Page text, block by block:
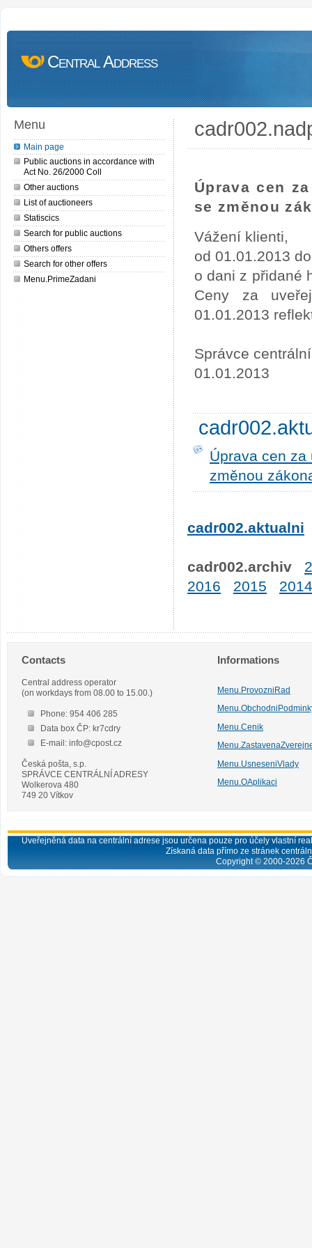
Central Address
Menu
Main page
Public auctions in accordance with
Act No. 26/2000 Coll
Other auctions
List of auctioneers
Statiscics
Search for public auctions
Others offers
Search for other offers
Menu.PrimeZadani
Úprava cen
se změnou
Vážení klienti,
od 01.01.2013
o dani z přidané
Ceny za
01.01.2013
Správce
01.01.2013
Úprava cen
změnou
cadr002.aktualni
cadr002.archiv
2016
2015 2014
Contacts
Central address operator
(on workdays from 08.00 to 15.00.)
Phone: 954 406 285
Data box ČP: kr7cdry
E-mail: info@cpost.cz
Česká pošta, s.p.
SPRÁVCE CENTRÁLNÍ ADRESY
Wolkerova 480
749 20 Vítkov
Informations
Menu.ProvozniRad
Menu.Cenik
Menu.UsneseniVlady
Menu.OAplikaci
Uveřejněná data na centrální adrese jsou určena pouze pro účely vlastní
Získaná data přímo ze stránek
Copyright © 2000-2026